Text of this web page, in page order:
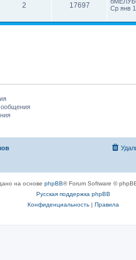
2 17697
Ср янв
на основе phpBB® Forum Software ©
Русская поддержка phpBB
Конфиденциальность | Правила